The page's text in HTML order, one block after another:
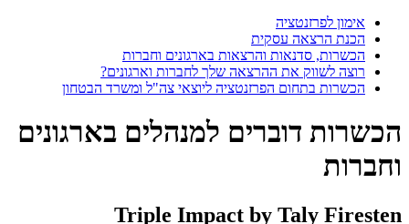
אימון לפרזנטציה
הכנת הרצאה עסקית
הכשרות, סדנאות והרצאות בארגונים וחברות
רוצה לשווק את ההרצאה שלך לחברות וארגונים?
הכשרות בתחום הפרזנטציה ליוצאי צה"ל ומשרד הבטחון
הכשרות דוברים למנהלים בארגונים
וחברות
Triple Impact by Taly Firesten